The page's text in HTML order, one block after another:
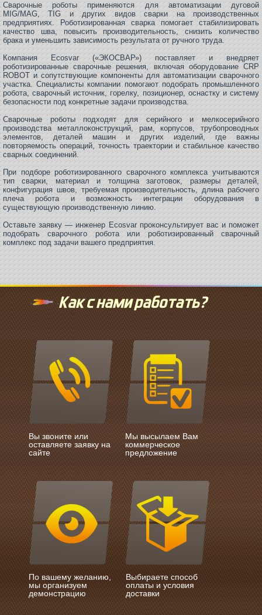
Сварочные роботы применяются для автоматизации дуговой
MIG/MAG, TIG и других видов сварки на производственных
предприятиях. Роботизированная сварка помогает стабилизировать
качество шва, повысить производительность, снизить количество
брака и уменьшить зависимость результата от ручного труда.
Компания Ecosvar («ЭКОСВАР») поставляет и внедряет
роботизированные сварочные решения, включая оборудование CRP
ROBOT и сопутствующие компоненты для автоматизации сварочного
участка. Специалисты компании помогают подобрать промышленного
робота, сварочный источник, горелку, позиционер, оснастку и систему
безопасности под конкретные задачи производства.
Сварочные роботы подходят для серийного и мелкосерийного
производства металлоконструкций, рам, корпусов, трубопроводных
элементов, деталей машин и других изделий, где важны
повторяемость операций, точность траектории и стабильное качество
сварных соединений.
При подборе роботизированного сварочного комплекса учитываются
тип сварки, материал и толщина заготовок, размеры деталей,
конфигурация швов, требуемая производительность, длина рабочего
плеча робота и возможность интеграции оборудования в
существующую производственную линию.
Оставьте заявку — инженер Ecosvar проконсультирует вас и поможет
подобрать сварочного робота или роботизированный сварочный
комплекс под задачи вашего предприятия.
Как с нами работать?
Вы звоните или
оставляете заявку на
сайте
Мы высылаем Вам
коммерческое
предложение
По вашему желанию,
мы организуем
демонстрацию
Выбираете способ
оплаты и условия
доставки